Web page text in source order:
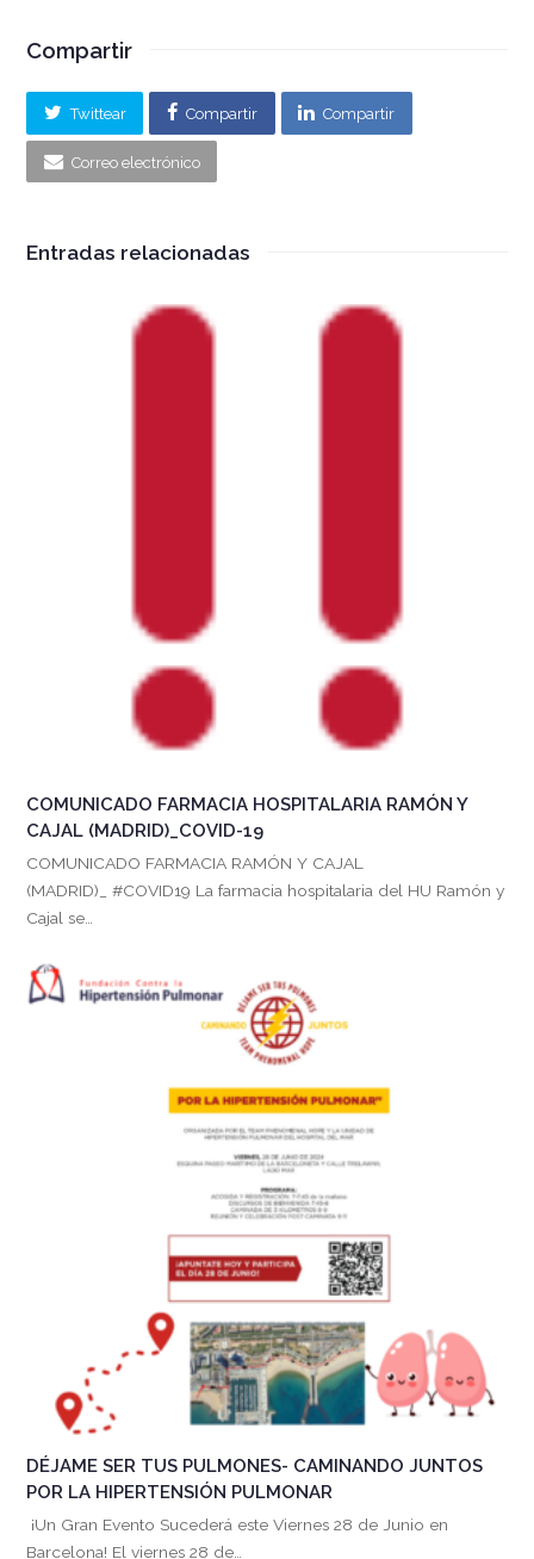
Compartir
Twittear Compartir Compartir
Correo electrónico
Entradas relacionadas
COMUNICADO FARMACIA HOSPITALARIA RAMÓN Y
CAJAL (MADRID)_COVID-19
COMUNICADO FARMACIA RAMÓN Y CAJAL
(MADRID)_ #COVID19 La farmacia hospitalaria del HU Ramón y
Cajal se…
DÉJAME SER TUS PULMONES- CAMINANDO JUNTOS
POR LA HIPERTENSIÓN PULMONAR
¡Un Gran Evento Sucederá este Viernes 28 de Junio en
Barcelona! El viernes 28 de…